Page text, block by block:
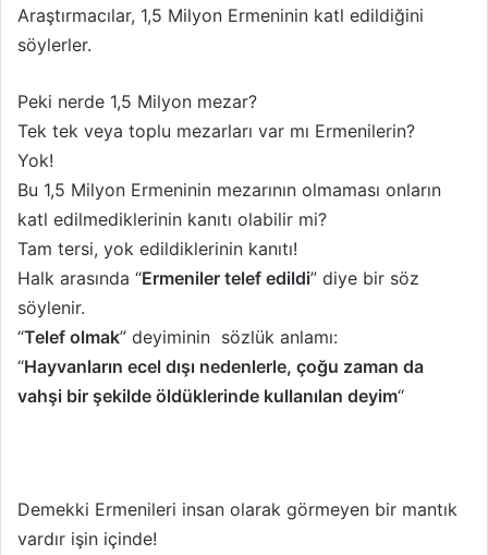
e
Araştırmacılar, 1,5 Milyon Ermeninin katl edildiğini
söylerler.
Peki nerde 1,5 Milyon mezar?
Tek tek veya toplu mezarları var mı Ermenilerin?
Yok!
Bu 1,5 Milyon Ermeninin mezarının olmaması onların
katl edilmediklerinin kanıtı olabilir mi?
Tam tersi, yok edildiklerinin kanıtı!
Halk arasında “Ermeniler telef edildi” diye bir söz
söylenir.
“Telef olmak” deyiminin sözlük anlamı:
“Hayvanların ecel dışı nedenlerle, çoğu zaman da
vahşi bir şekilde öldüklerinde kullanılan deyim“
Demekki Ermenileri insan olarak görmeyen bir mantık
vardır işin içinde!